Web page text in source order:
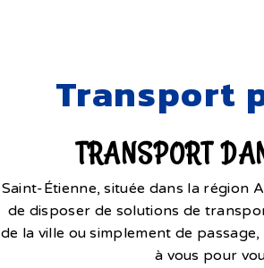
Transport
TRANSPORT
Saint-Étienne, située dans la région
de disposer de solutions de
de la ville ou simplement de
à vous pour